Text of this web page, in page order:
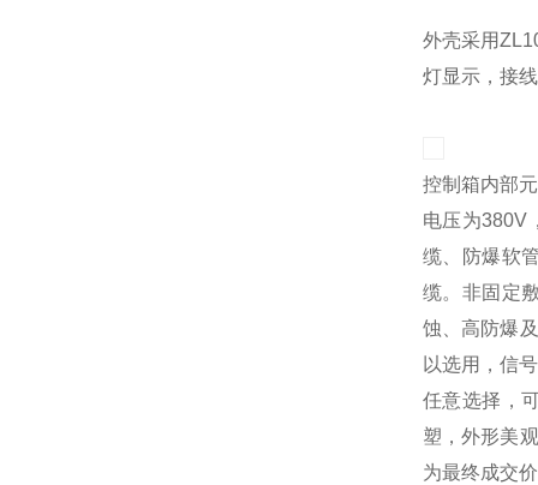
外壳采用
灯显示，接
控制箱内部
电压为380V
缆、防爆软
缆。非固定
蚀、高防爆
以选用，信
任意选择，
塑，外形美
为最终成交